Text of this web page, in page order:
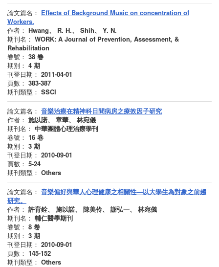
論文篇名： Effects of Background Music on concentration of
Workers.
作者： Hwang、 R. H.、 Shih、 Y. N.
期刊名： WORK: A Journal of Prevention, Assessment, &
Rehabilitation
卷號： 38 卷
期別： 4 期
刊登日期： 2011-04-01
頁數： 383-387
期刊類型： SSCI
論文篇名： 音樂治療在精神科日間病房之療效因子研究
作者： 施以諾、 章華、 林宛儀
期刊名： 中華團體心理治療學刊
卷號： 16 卷
期別： 3 期
刊登日期： 2010-09-01
頁數： 5-24
期刊類型： Others
論文篇名： 音樂偏好與華人心理健康之相關性—以大學生為對象之前趨
研究。
作者： 許育銓、 施以諾、 陳美伶、 謝弘一、 林宛儀
期刊名： 輔仁醫學期刊
卷號： 8 卷
期別： 3 期
刊登日期： 2010-09-01
頁數： 145-152
期刊類型： Others